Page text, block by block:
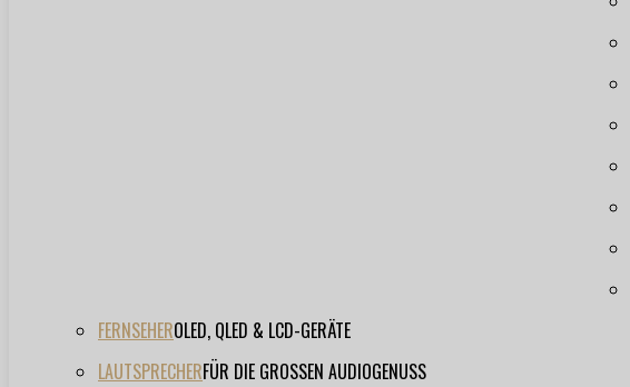
FERNSEHEROLED, QLED & LCD-GERÄTE
LAUTSPRECHERFÜR DIE GROSSEN AUDIOGENUSS